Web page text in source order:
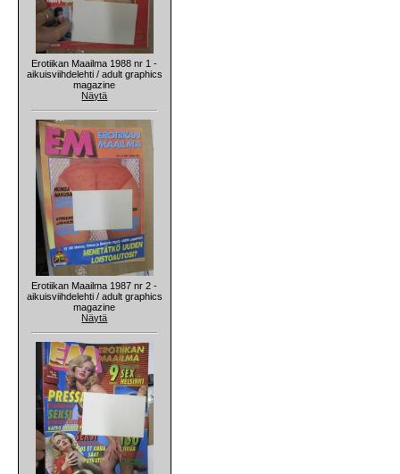
Erotiikan Maailma 1988 nr 1 -
aikuisviihdelehti / adult graphics
magazine
Näytä
Erotiikan Maailma 1987 nr 2 -
aikuisviihdelehti / adult graphics
magazine
Näytä